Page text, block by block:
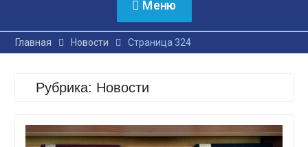
Меню
Главная Новости Страница 324
Рубрика: Новости